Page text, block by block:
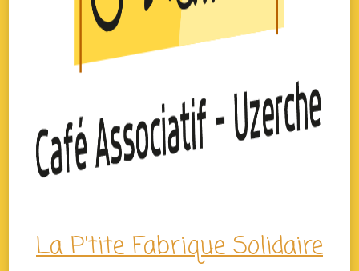
La P'tite Fabrique Solidaire